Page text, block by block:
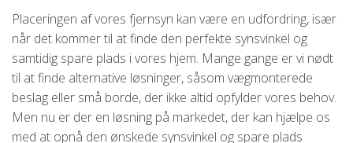
Placeringen af vores fjernsyn kan være en udfordring, især
når det kommer til at finde den perfekte synsvinkel og
samtidig spare plads i vores hjem. Mange gange er vi nødt
til at finde alternative løsninger, såsom vægmonterede
beslag eller små borde, der ikke altid opfylder vores behov.
Men nu er der en løsning på markedet, der kan hjælpe os
med at opnå den ønskede synsvinkel og spare plads